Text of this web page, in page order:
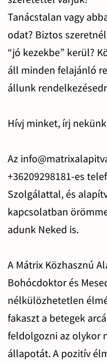
Tanácstalan vagy
odat? Biztos
“jó kezekbe” kerül?
áll minden felajánló
állunk
Hívj minket, írj
Az
+36209298181-es
Szolgálattal, és
kapcsolatban
adunk Neked is.
A Mátrix Közhasznú
Bohócdoktor és
nélkülözhetetlen
fakaszt a betegek
feldolgozni az olykor
állapotát. A pozitív